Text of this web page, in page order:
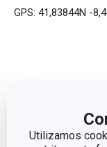
Utilizamos
GPS: 41,83844N -